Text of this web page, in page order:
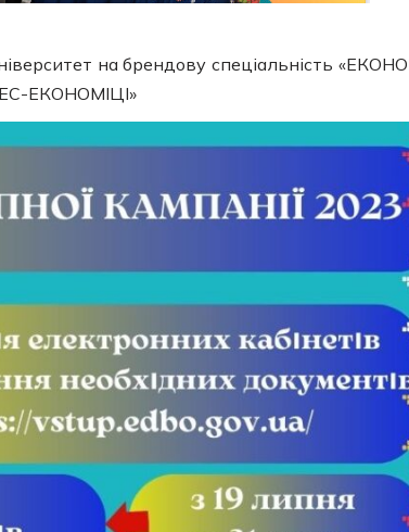
на брендову спеціальність
ЕКОНОМІЦІ»